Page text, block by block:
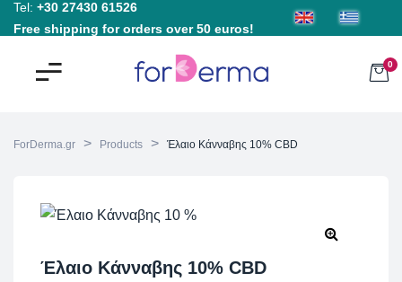
Tel: +30 27430 61526
Free shipping for orders over 50 euros!
0
ForDerma.gr > Products > Έλαιο Κάνναβης 10% CBD
Έλαιο Κάνναβης 10% CBD